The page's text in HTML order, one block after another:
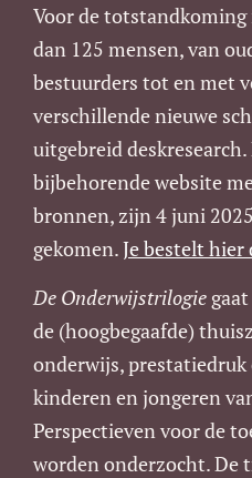
Voor de
dan 125 mensen, van
bestuurders tot en met
verschillende nieuwe
uitgebreid
bijbehorende website
bronnen, zijn 4 juni
gekomen.Je bestelt hier
De Onderwijstrilogie
de (hoogbegaafde)
onderwijs,
kinderen en jongeren
Perspectieven voor de
worden onderzocht. De